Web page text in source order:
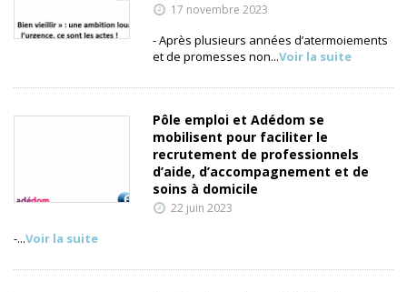
17 novembre 2023
- Après plusieurs années d’atermoiements
et de promesses non...Voir la suite
Pôle emploi et Adédom se
mobilisent pour faciliter le
recrutement de professionnels
d’aide, d’accompagnement et de
soins à domicile
22 juin 2023
-...Voir la suite